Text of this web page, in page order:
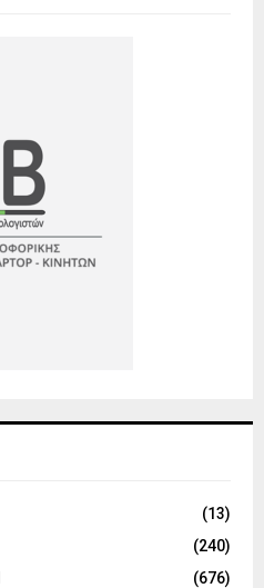
(13)
(240)
(676)